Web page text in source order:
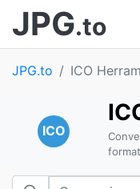
JPG.to
JPG.to ICO
ICO